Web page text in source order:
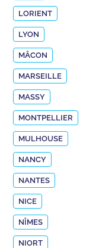
LORIENT
LYON
MÂCON
MARSEILLE
MASSY
MONTPELLIER
MULHOUSE
NANCY
NANTES
NICE
NÎMES
NIORT